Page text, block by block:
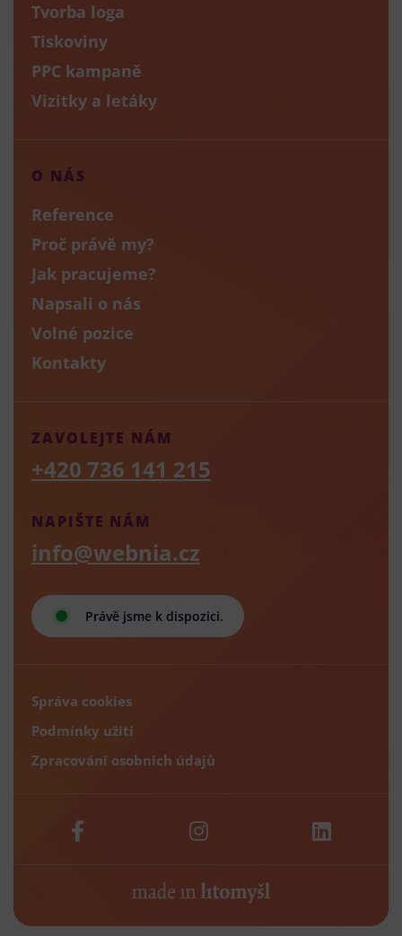
Tvorba loga
Tiskoviny
PPC kampaně
Vizitky a letáky
O NÁS
Reference
Proč právě my?
Jak pracujeme?
Napsali o nás
Volné pozice
Kontakty
Právě jsme k dispozici.
NAPIŠTE NÁM
info@webnia.cz
ZAVOLEJTE NÁM
+420 736 141 215
Správa cookies
Podmínky užití
Zpracování osobních údajů